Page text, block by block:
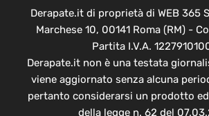
Derapate.it di proprietà di WEB 365
Marchese 10, 00141 Roma (RM) -
Partita I.V.A.
Derapate.it non è una testata
viene aggiornato senza alcuna
pertanto considerarsi un prodotto
della legge n. 62 del